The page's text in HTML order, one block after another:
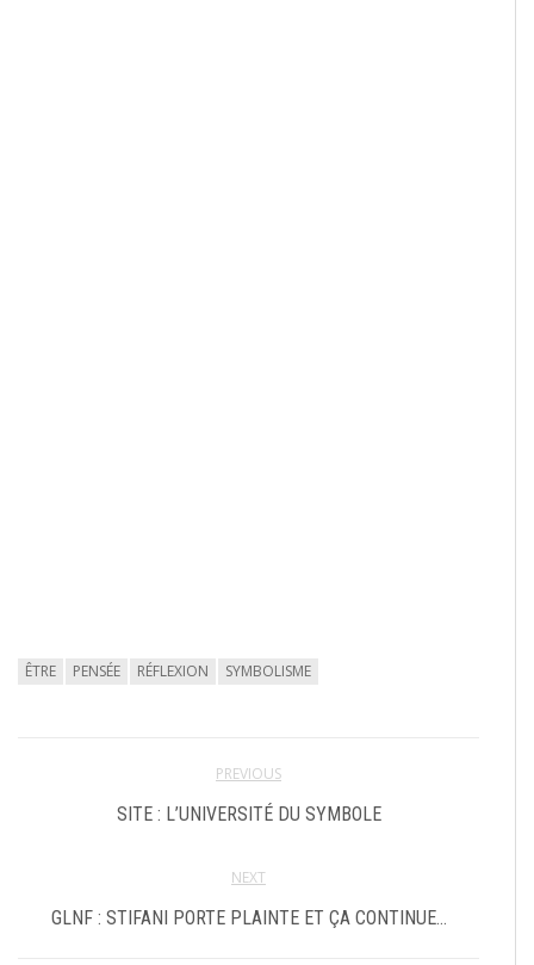
ÊTRE PENSÉE RÉFLEXION SYMBOLISME
PREVIOUS
SITE : L’UNIVERSITÉ DU SYMBOLE
NEXT
GLNF : STIFANI PORTE PLAINTE ET ÇA CONTINUE…